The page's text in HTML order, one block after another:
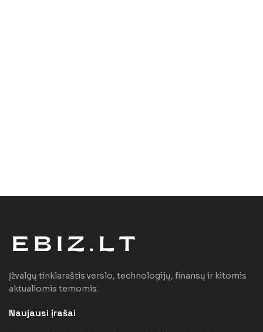
Įžvalgų tinklaraštis verslo, technologijų, finansų ir kitomis
aktualiomis temomis.
Naujausi įrašai